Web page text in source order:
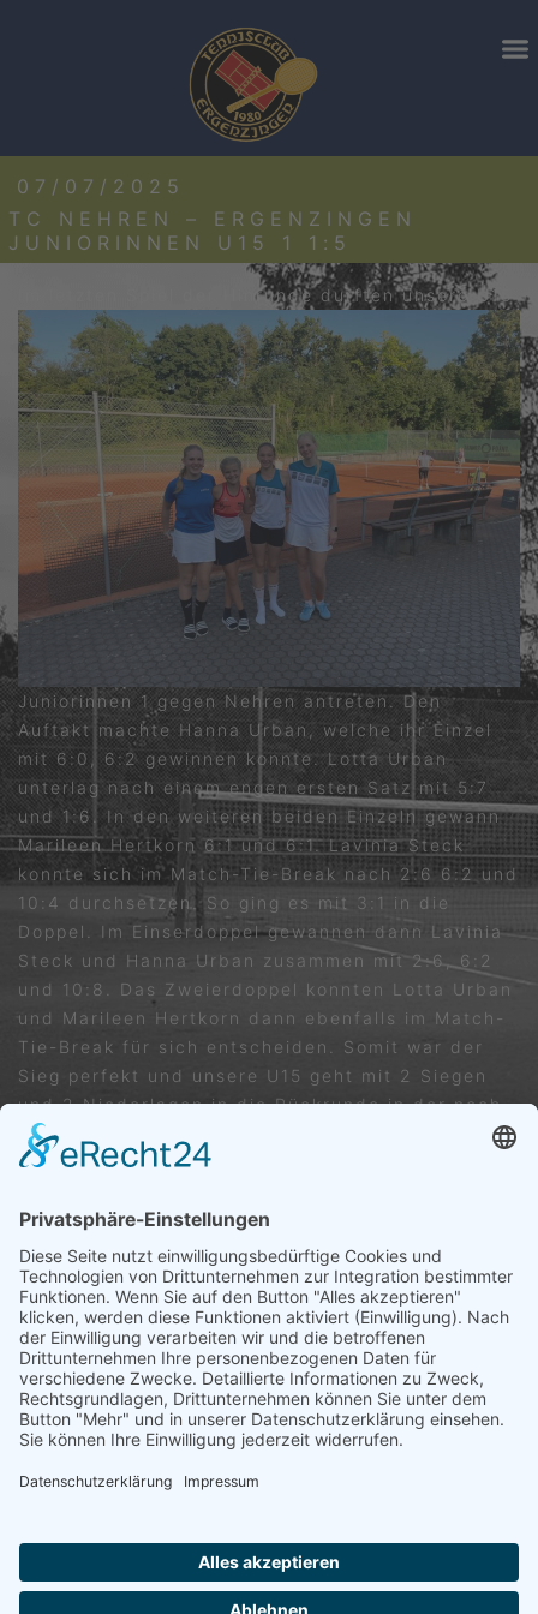
07/07/2025
TC NEHREN – ERGENZINGEN
JUNIORINNEN U15 1 1:5
Spiel der Hinrunde durften unsere U15
Juniorinnen 1 gegen Nehren antreten. Den
Auftakt machte Hanna Urban, welche ihr Einzel
mit 6:0, 6:2 gewinnen konnte. Lotta Urban
unterlag nach einem engen ersten Satz mit 5:7
und 1:6. In den weiteren beiden Einzeln gewann
Marileen Hertkorn 6:1 und 6:1. Lavinia Steck
konnte sich im Match-Tie-Break nach 2:6 6:2 und
10:4 durchsetzen. So ging es mit 3:1 in die
Doppel. Im Einserdoppel gewannen dann Lavinia
Steck und Hanna Urban zusammen mit 2:6, 6:2
und 10:8. Das Zweierdoppel konnten Lotta Urban
und Marileen Hertkorn dann ebenfalls im Match-
Tie-Break für sich entscheiden. Somit war der
Sieg perfekt und unsere U15 geht mit 2 Siegen
und 2 Niederlagen in die Rückrunde in der noch
alles machbar ist.
TC Schörzingen – TC Ergenzingen Herren 50 1:8
Trete uns ganz einfach bei ...
Wir freuen uns auf dich – Dein Tennisverein
Ergenzingen
HIER KLICKEN